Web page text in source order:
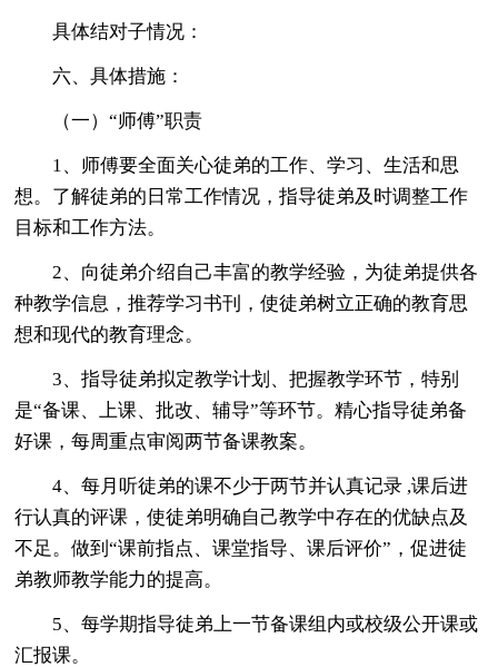
具体结对子情况：
六、具体措施：
（一）“师傅”职责
1、师傅要全面关心徒弟的工作、学习、生活和思
想。了解徒弟的日常工作情况，指导徒弟及时调整工作
目标和工作方法。
2、向徒弟介绍自己丰富的教学经验，为徒弟提供各
种教学信息，推荐学习书刊，使徒弟树立正确的教育思
想和现代的教育理念。
3、指导徒弟拟定教学计划、把握教学环节，特别
是“备课、上课、批改、辅导”等环节。精心指导徒弟备
好课，每周重点审阅两节备课教案。
4、每月听徒弟的课不少于两节并认真记录 ,课后进
行认真的评课，使徒弟明确自己教学中存在的优缺点及
不足。做到“课前指点、课堂指导、课后评价”，促进徒
弟教师教学能力的提高。
5、每学期指导徒弟上一节备课组内或校级公开课或
汇报课。